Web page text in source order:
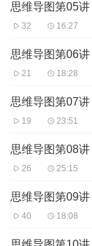
思维导图第05讲
32 16:27
思维导图第06
21 18:28
思维导图第07
19 23:51
26 25:15
思维导图第09
40 18:08